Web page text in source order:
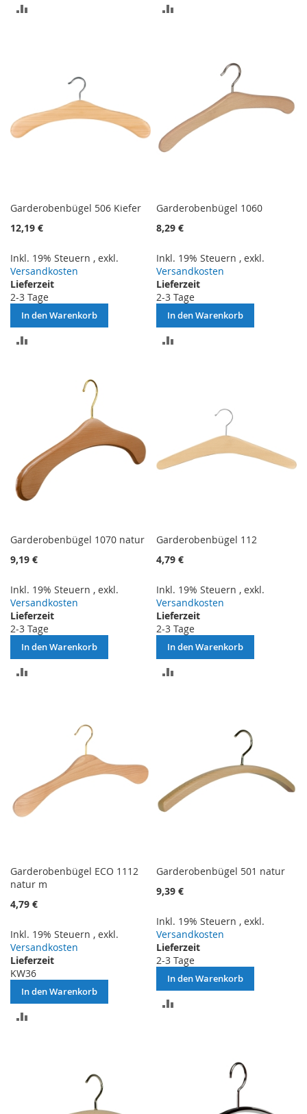
Garderobenbügel 506 Kiefer
12,19 €
Inkl. 19% Steuern , exkl.
Versandkosten
Lieferzeit
2-3 Tage
In den Warenkorb
HINZUFÜGEN
Garderobenbügel 1060
8,29 €
Inkl. 19% Steuern ,exkl.
Versandkosten
Lieferzeit
2-3 Tage
In den Warenkorb
Garderobenbügel 1070 natur
9,19 €
Inkl. 19% Steuern , exkl.
Versandkosten
Lieferzeit
2-3 Tage
In den Warenkorb
Garderobenbügel 112
4,79 €
Inkl. 19% Steuern ,exkl.
Versandkosten
Lieferzeit
2-3 Tage
In den Warenkorb
Garderobenbügel ECO 1112
natur m
4,79 €
Inkl. 19% Steuern , exkl.
Versandkosten
Lieferzeit
KW36
In den Warenkorb
Garderobenbügel 501 natur
9,39 €
Inkl. 19% Steuern ,exkl.
Versandkosten
Lieferzeit
2-3 Tage
In den Warenkorb